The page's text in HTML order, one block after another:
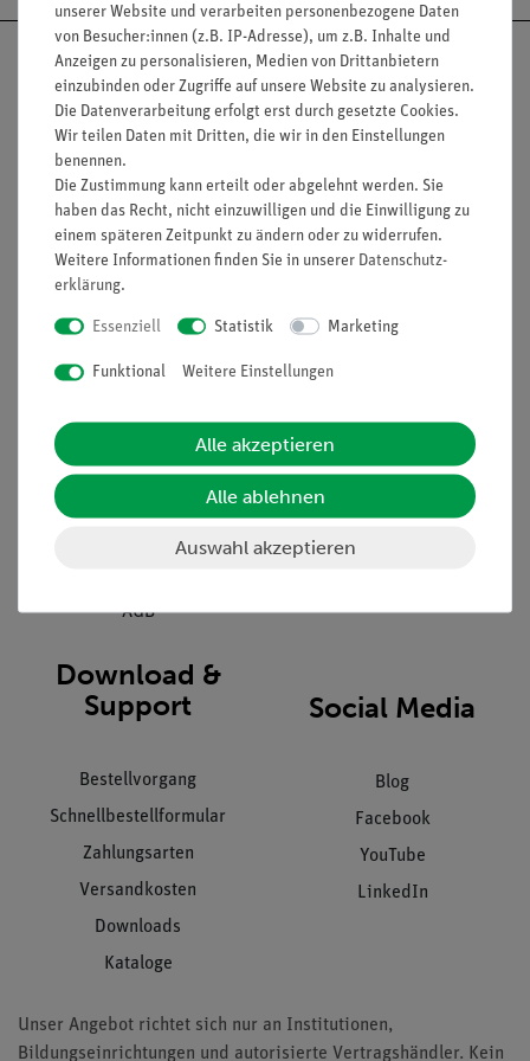
Nach oben
Informationen
Unternehmen
Stellenangebote
Kontakt
Hinweisgeberschutz
Datenschutz
AGB
Service
Übersicht Service
Einräumservice
Inbetriebnahme & Schulungen
Download &
Support
Bestellvorgang
Schnellbestellformular
Zahlungsarten
Versandkosten
Downloads
Kataloge
Social Media
Blog
Facebook
YouTube
LinkedIn
Unser Angebot richtet sich nur an Institutionen,
Bildungseinrichtungen und autorisierte Vertragshändler. Kein
unserer Website und verarbeiten personenbezogene Daten
von Besucher:innen (z.B. IP-Adresse), um z.B. Inhalte und
Anzeigen zu personalisieren, Medien von Drittanbietern
einzubinden oder Zugriffe auf unsere Website zu analysieren.
Die Datenverarbeitung erfolgt erst durch gesetzte Cookies.
Wir teilen Daten mit Dritten, die wir in den Einstellungen
benennen.
Die Zustimmung kann erteilt oder abgelehnt werden. Sie
haben das Recht, nicht einzuwilligen und die Einwilligung zu
einem späteren Zeitpunkt zu ändern oder zu widerrufen.
Weitere Informationen finden Sie in unserer Daten­schutz­
erklärung.
Essenziell Statistik Marketing
Funktional Weitere Einstellungen
Alle akzeptieren
Alle ablehnen
Auswahl akzeptieren